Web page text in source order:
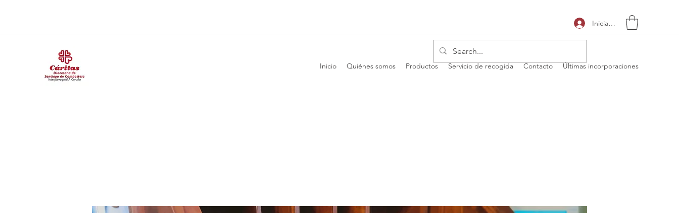
Iniciar sesión
Inicio Quiénes somos Productos Servicio de recogida Contacto Últimas incorporaciones